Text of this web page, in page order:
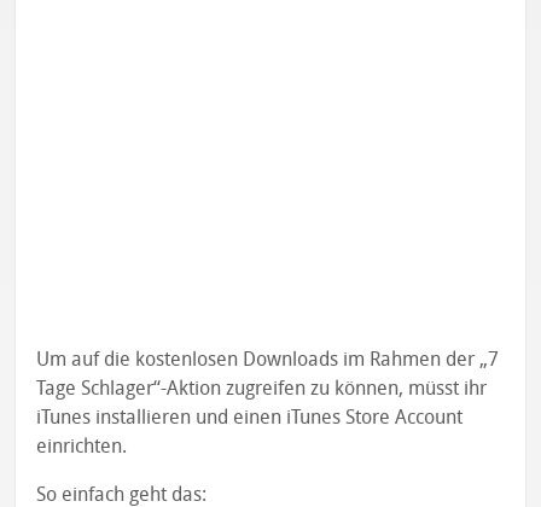
Um auf die kostenlosen Downloads im Rahmen der „7
Tage Schlager“-Aktion zugreifen zu können, müsst ihr
iTunes installieren und einen iTunes Store Account
einrichten.
So einfach geht das: